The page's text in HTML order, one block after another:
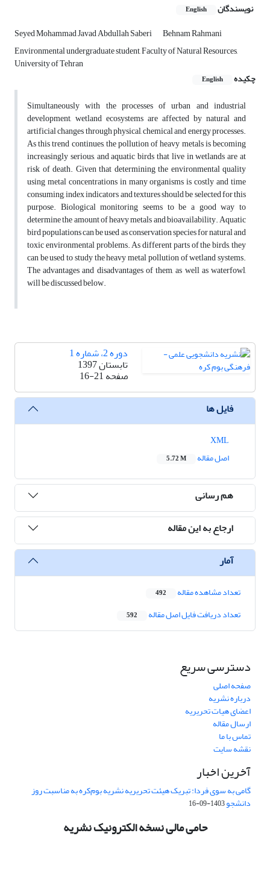
نویسندگان English
Seyed Mohammad Javad Abdullah Saberi
Behnam Rahmani
Environmental undergraduate student, Faculty of Natural Resources,
University of Tehran
چکیده
English
Simultaneously with the processes of urban and industrial
development, wetland ecosystems are affected by natural and
artificial changes through physical, chemical and energy processes.
As this trend continues, the pollution of heavy metals is becoming
increasingly serious, and aquatic birds that live in wetlands are at
risk of death. Given that determining the environmental quality
using metal concentrations in many organisms is costly and time
consuming, index indicators and textures should be selected for this
purpose. Biological monitoring seems to be a good way to
determine the amount of heavy metals and bioavailability. Aquatic
bird populations can be used as conservation species for natural and
toxic environmental problems. As different parts of the birds, they
can be used to study the heavy metal pollution of wetland systems.
The advantages and disadvantages of them, as well as waterfowl,
will be discussed below.
دوره 2، شماره 1
تابستان 1397
صفحه16-21
فایل ها
اصل مقاله
5.72 M
هم رسانی
ارجاع به این مقاله
آمار
تعداد مشاهده مقاله 492
تعداد دریافت فایل اصل مقاله 592
دسترسی سریع
صفحه اصلی
درباره نشریه
اعضای هیات تحریریه
ارسال مقاله
تماس با ما
نقشه سایت
آخرین اخبار
گامی به سوی فردا: تبریک هیئت تحریریه نشریه بوم‌کره به مناسبت روز
دانشجو1403-09-16
حامی مالی نسخه الکترونیک نشریه